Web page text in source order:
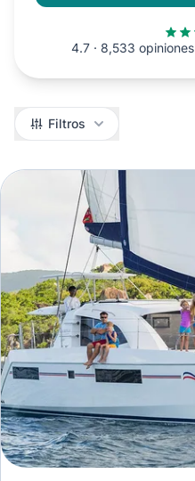
4.7 · 8,533
Filtros Filtros